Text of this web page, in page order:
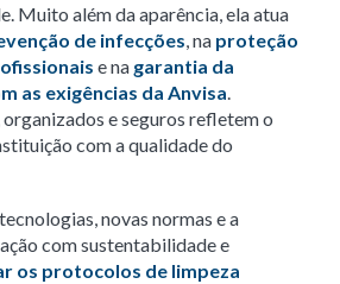
Muito além da aparência, ela atua
de infecções , na proteção
e na garantia da
as exigências da Anvisa
e seguros refletem o
com a qualidade do
novas normas e a
com sustentabilidade e
os protocolos de limpeza